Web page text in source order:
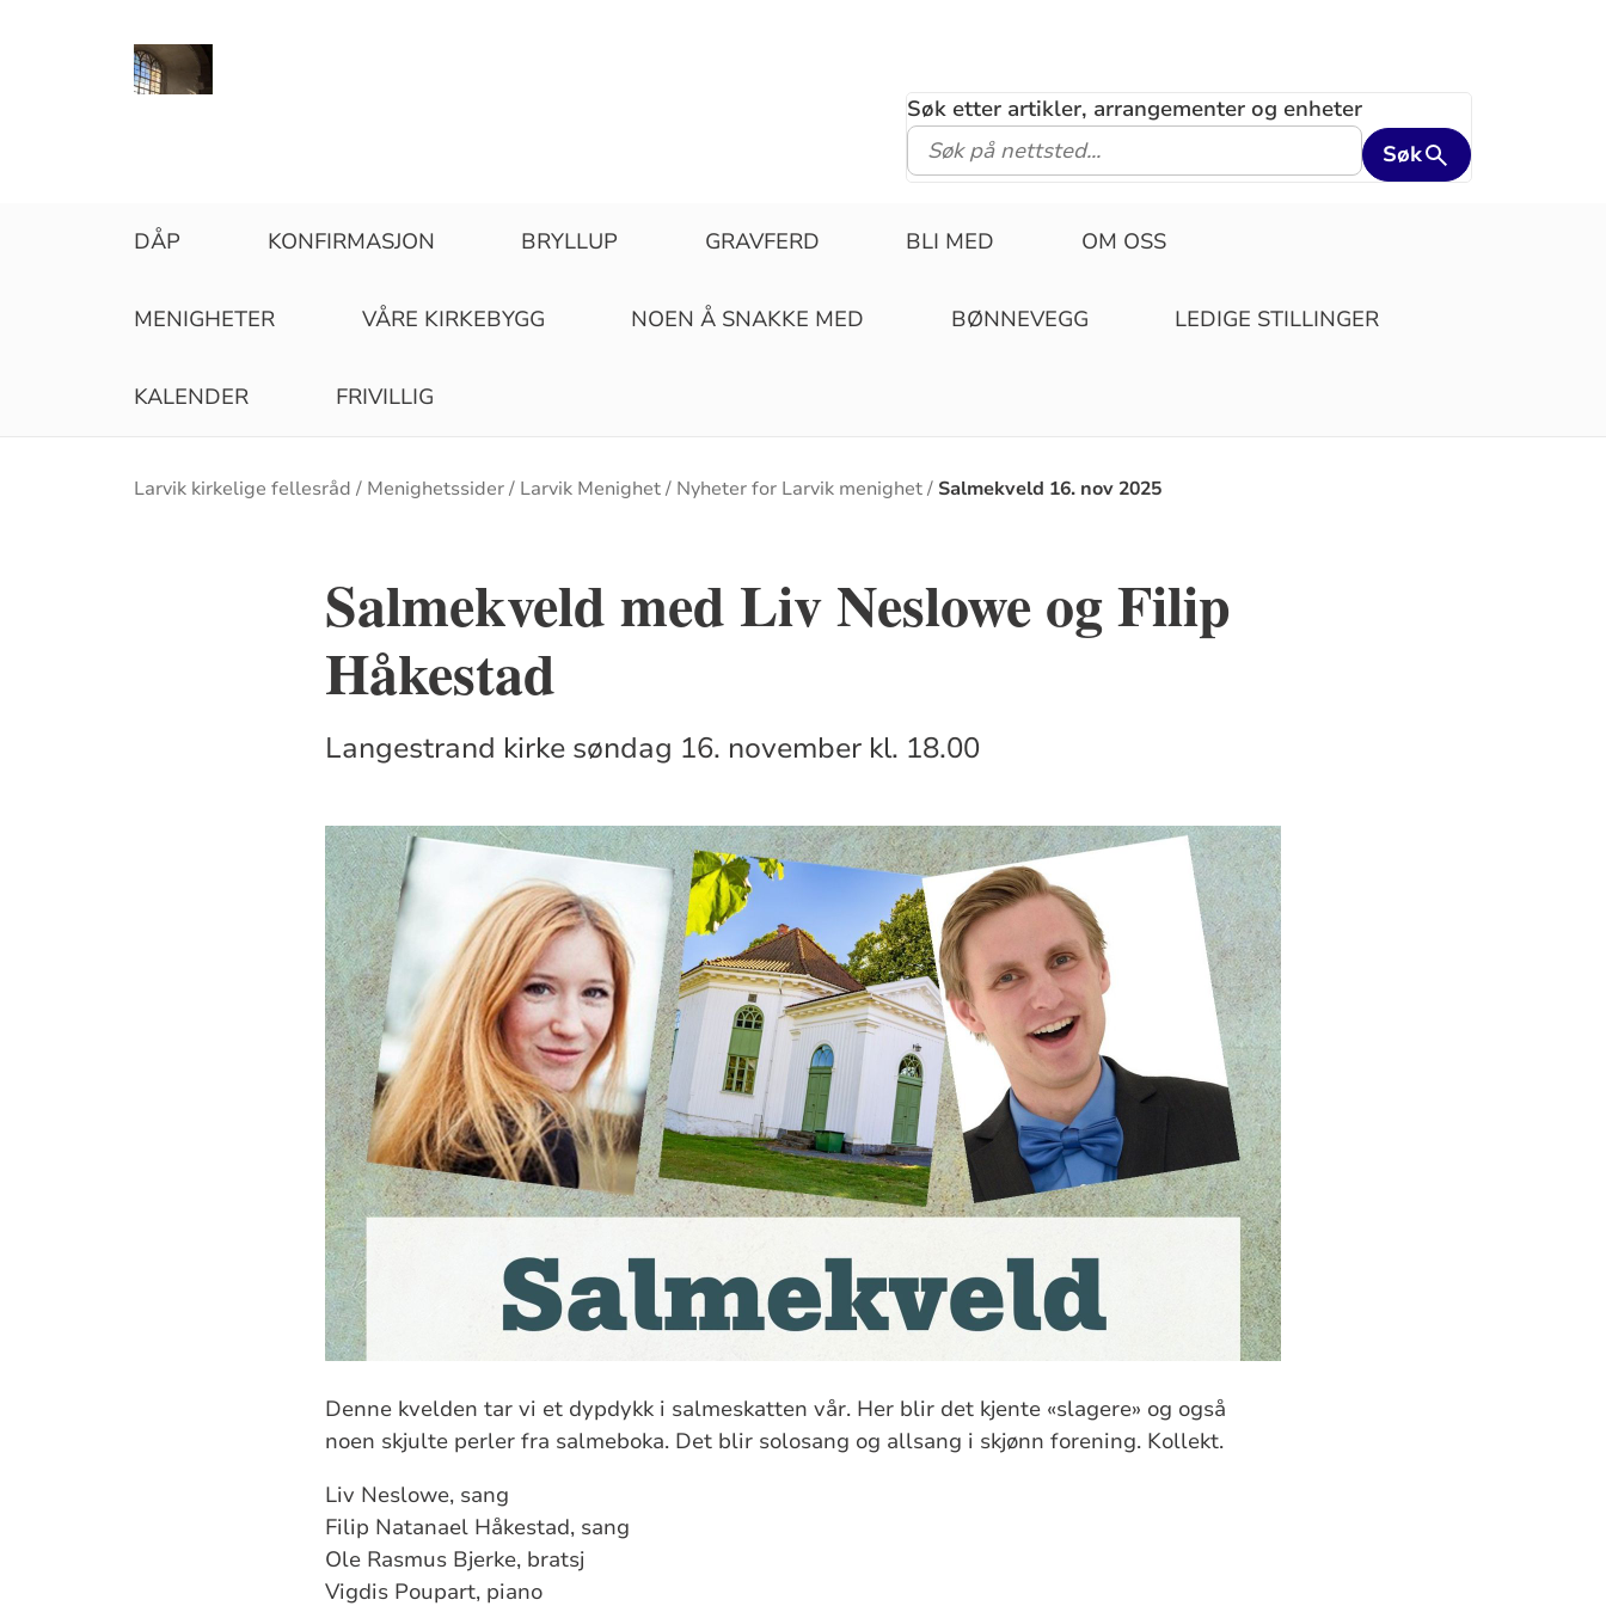
Søk etter artikler, arrangementer og enheter
Søk
DÅP KONFIRMASJON BRYLLUP GRAVFERD BLI MED OM OSS
MENIGHETER VÅRE KIRKEBYGG NOEN Å SNAKKE MED BØNNEVEGG LEDIGE STILLINGER
KALENDER FRIVILLIG
Brødsmulesti
Larvik kirkelige fellesråd Menighetssider Larvik Menighet Nyheter for Larvik menighet Salmekveld 16. nov 2025
Salmekveld med Liv Neslowe og Filip
Håkestad
Langestrand kirke søndag 16. november kl. 18.00
Denne kvelden tar vi et dypdykk i salmeskatten vår. Her blir det kjente «slagere» og også
noen skjulte perler fra salmeboka. Det blir solosang og allsang i skjønn forening. Kollekt.
Liv Neslowe, sang
Filip Natanael Håkestad, sang
Ole Rasmus Bjerke, bratsj
Vigdis Poupart, piano